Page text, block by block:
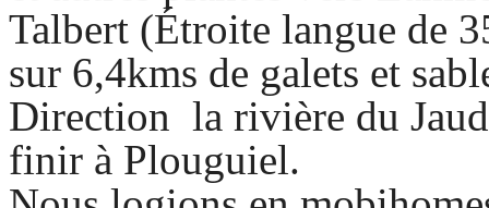
Talbert (Étroite langue de
sur 6,4kms de galets et
Direction la rivière du
finir à Plouguiel.